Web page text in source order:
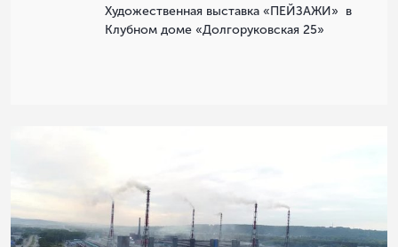
Художественная выставка «ПЕЙЗАЖИ» в
Клубном доме «Долгоруковская 25»